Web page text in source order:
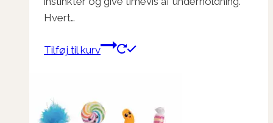
Hvert…
Tilføj til kurv